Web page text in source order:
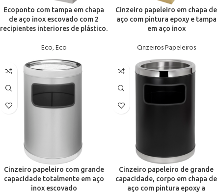
Ecoponto com tampa em chapa
de aço inox escovado com 2
recipientes interiores de plástico.
Eco,Eco
Cinzeiro papeleiro em chapa de
aço com pintura epoxy e tampa
em aço inox
Cinzeiros Papeleiros
Cinzeiro papeleiro com grande
capacidade totalmente em aço
inox escovado
Cinzeiro papeleiro de grande
capacidade, corpo em chapa de
aço com pintura epoxy a